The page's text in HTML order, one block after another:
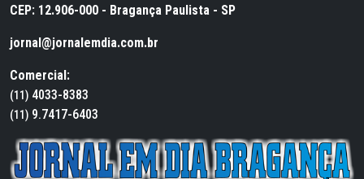
CEP: 12.906-000 - Bragança Paulista - SP
jornal@jornalemdia.com.br
Comercial:
(11) 4033-8383
(11) 9.7417-6403